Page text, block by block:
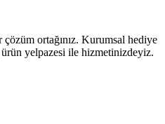
ortağınız. Kurumsal hediye
yelpazesi ile hizmetinizdeyiz.